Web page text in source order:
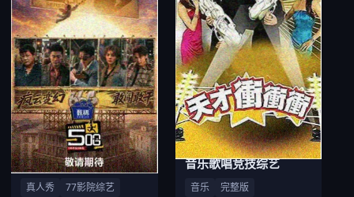
户外竞技真人秀
真人秀 77影院综艺
音乐歌唱竞技综艺
音乐 完整版